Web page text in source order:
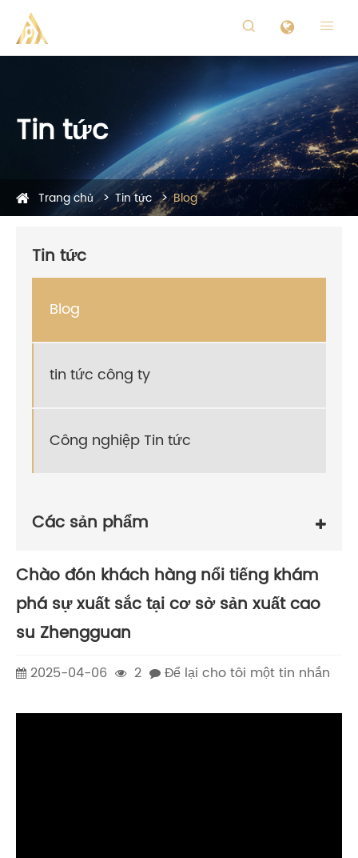
 
Tin tức
Trang chủ Tin tức Blog
Tin tức
Blog
tin tức công ty
Công nghiệp Tin tức
Các sản phẩm
Chào đón khách hàng nổi tiếng khám
phá sự xuất sắc tại cơ sở sản xuất cao
su Zhengguan
2025-04-06 2 Để lại cho tôi một tin nhắn